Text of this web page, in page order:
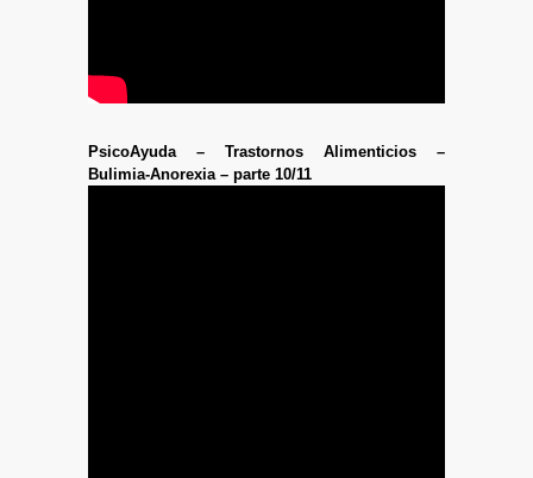
PsicoAyuda – Trastornos Alimenticios –
Bulimia-Anorexia – parte 10/11